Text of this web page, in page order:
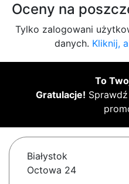
Oceny na
Tylko zalogowani
danych. Kliknij,
To
Gratulacje!
Białystok
Octowa 24